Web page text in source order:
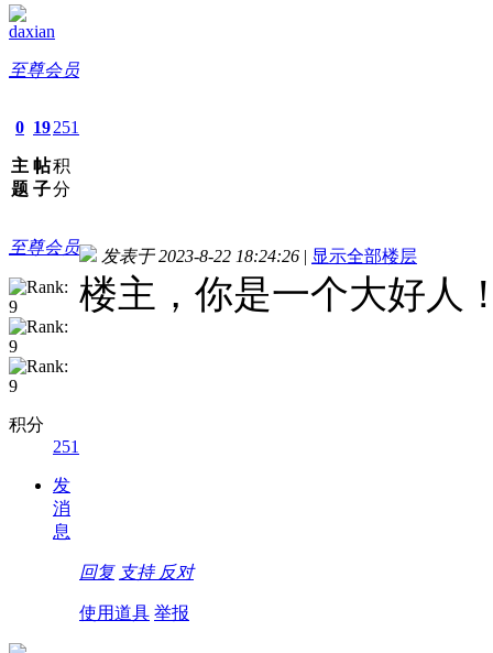
daxian
至尊会员
0
主
题
19
帖
子
251
积
分
至尊会员
积分
251
发
消
息
发表于 2023-8-22 18:24:26 | 显示全部楼层
楼主，你是一个大好人
回复 支持 反对
使用道具 举报